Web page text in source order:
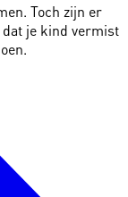
Toch zijn er
je kind vermist